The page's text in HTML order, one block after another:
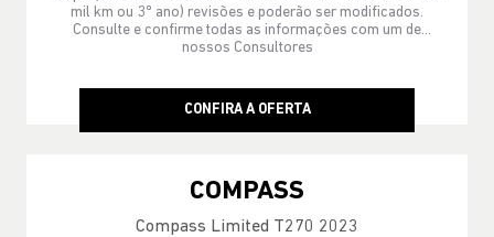
mil km ou 3º ano) revisões e poderão ser modificados.
Consulte e confirme todas as informações com um de
nossos Consultores
CONFIRA A OFERTA
COMPASS
Compass Limited T270 2023